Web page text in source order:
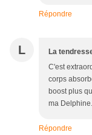
Répondre
L La
C'est
corps
boost plus
ma
Répondre